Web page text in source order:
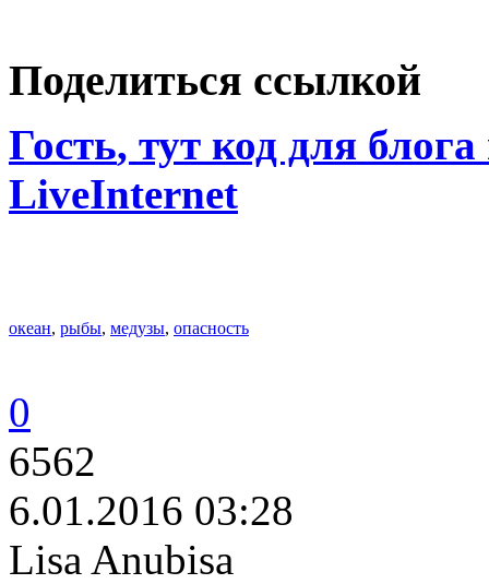
Поделиться ссылкой
Гость, тут код для
LiveInternet
океан, рыбы, медузы, опасность
0
6562
6.01.2016 03:28
Lisa Anubisa